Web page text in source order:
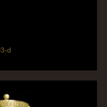
d